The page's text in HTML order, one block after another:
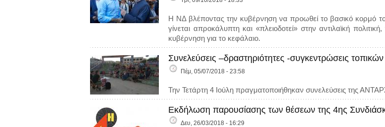
Η ΝΔ βλέποντας την κυβέρνηση να προωθεί το βασικό κορμό
γίνεται απροκάλυπτη και «πλειοδοτεί» στην αντιλαϊκή
κυβέρνηση για το κεφάλαιο.
Συνελεύσεις –δραστηριότητες -συγκεντρώσεις
Πέμ, 05/07/2018 - 23:58
Την Τετάρτη 4 Ιούλη πραγματοποιήθηκαν συνελεύσεις της
Εκδήλωση παρουσίασης των θέσεων της 4ης
Δευ, 26/03/2018 - 16:29